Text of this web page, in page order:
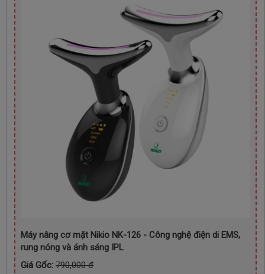
Máy nâng cơ mặt Nikio NK-126 - Công nghệ điện di EMS,
rung nóng và ánh sáng IPL
Giá Gốc: 790,000 đ